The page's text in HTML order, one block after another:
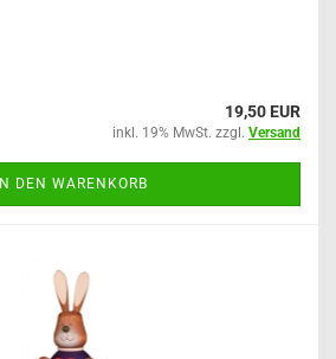
19,50 EUR
inkl. 19% MwSt. zzgl. Versand
IN DEN WARENKORB